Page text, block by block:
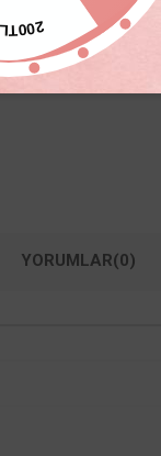
YORUMLAR(0)
200TL